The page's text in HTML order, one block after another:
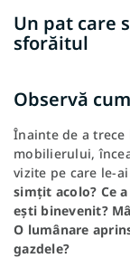
Un pat care
sforăitul
Observă
Înainte de a
mobilierului,
vizite pe care le-
simțit acolo? Ce
ești binevenit?
O lumânare
gazdele?